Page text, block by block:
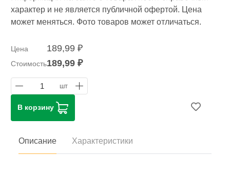
характер и не является публичной офертой. Цена
может меняться. Фото товаров может отличаться.
Цена 189,99 ₽
Стоимость189,99 ₽
1 шт
В корзину
Описание Характеристики